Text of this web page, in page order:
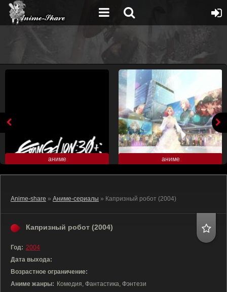
аниме аниме
Anime-share » Аниме-сериалы » Капризный робот (2004)
Капризный робот (2004)
Год: 2004
Дата выхода:
Возрастное ограничение:
Аниме жанры: Комедия, Фантастика, Фэнтези